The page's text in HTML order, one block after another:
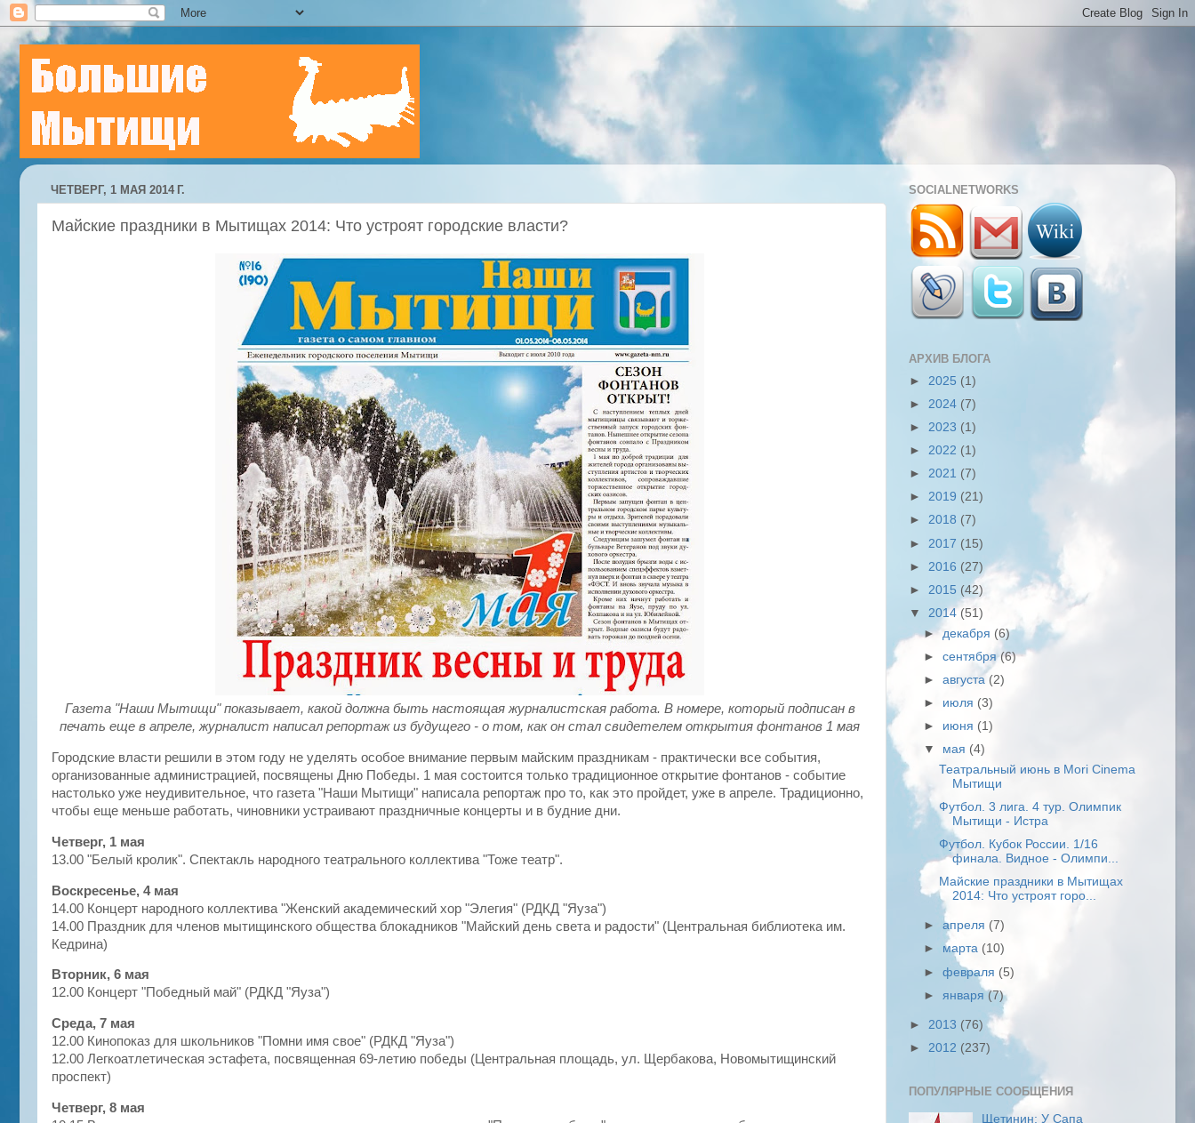
ЧЕТВЕРГ, 1 МАЯ 2014 Г.
Майские праздники в Мытищах 2014: Что устроят городские власти?
Газета "Наши Мытищи" показывает, какой должна быть настоящая журналистская работа. В номере, который подписан в
печать еще в апреле, журналист написал репортаж из будущего - о том, как он стал свидетелем открытия фонтанов 1 мая
Городские власти решили в этом году не уделять особое внимание первым майским праздникам - практически все события,
организованные администрацией, посвящены Дню Победы. 1 мая состоится только традиционное открытие фонтанов - событие
настолько уже неудивительное, что газета "Наши Мытищи" написала репортаж про то, как это пройдет, уже в апреле. Традиционно,
чтобы еще меньше работать, чиновники устраивают праздничные концерты и в будние дни.
Четверг, 1 мая
13.00 "Белый кролик". Спектакль народного театрального коллектива "Тоже театр".
Воскресенье, 4 мая
14.00 Концерт народного коллектива "Женский академический хор "Элегия" (РДКД "Яуза")
14.00 Праздник для членов мытищинского общества блокадников "Майский день света и радости" (Центральная библиотека им.
Кедрина)
Вторник, 6 мая
12.00 Концерт "Победный май" (РДКД "Яуза")
Среда, 7 мая
12.00 Кинопоказ для школьников "Помни имя свое" (РДКД "Яуза")
12.00 Легкоатлетическая эстафета, посвященная 69-летию победы (Центральная площадь, ул. Щербакова, Новомытищинский
проспект)
Четверг, 8 мая
SOCIALNETWORKS
АРХИВ БЛОГА
► 2025 (1)
► 2024 (7)
► 2023 (1)
► 2022 (1)
► 2021 (7)
► 2019 (21)
► 2018 (7)
► 2017 (15)
► 2016 (27)
► 2015 (42)
▼ 2014 (51)
► декабря (6)
►сентября(6)
►августа (2)
► июля (3)
► июня (1)
▼ мая (4)
Театральный июнь в Mori Cinema
Мытищи
Футбол. 3 лига. 4 тур. Олимпик
Мытищи - Истра
Футбол. Кубок России. 1/16
финала. Видное - Олимпи...
Майские праздники в Мытищах
2014: Что устроят горо...
►апреля (7)
► марта (10)
►февраля (5)
► января(7)
► 2013 (76)
► 2012 (237)
ПОПУЛЯРНЫЕ СООБЩЕНИЯ
Щетинин: У Сапа